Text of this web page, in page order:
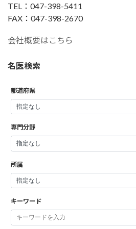
TEL：047-398-5411
FAX：047-398-2670
会社概要はこちら
名医検索
都道府県
専門分野
所属
キーワード